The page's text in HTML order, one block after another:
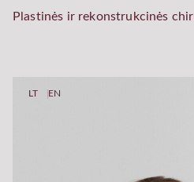
Plastinės ir rekonstrukcinės
LT EN